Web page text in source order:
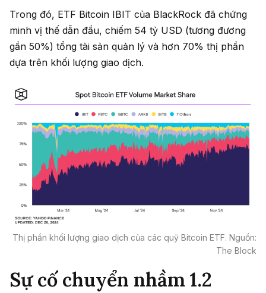
Trong đó, ETF Bitcoin IBIT của BlackRock đã chứng
minh vị thế dẫn đầu, chiếm 54 tỷ USD (tương đương
gần 50%) tổng tài sản quản lý và hơn 70% thị phần
dựa trên khối lượng giao dịch.
Thị phần khối lượng giao dịch của các quỹ Bitcoin ETF. Nguồn:
The Block
Sự cố chuyển nhầm 1.2